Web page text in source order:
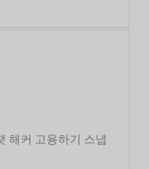
해커 고용하기 스냅